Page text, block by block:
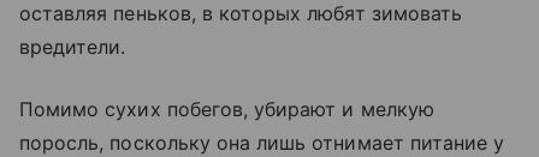
оставляя пеньков, в которых любят зимовать
вредители.
Помимо сухих побегов, убирают и мелкую
поросль, поскольку она лишь отнимает питание у